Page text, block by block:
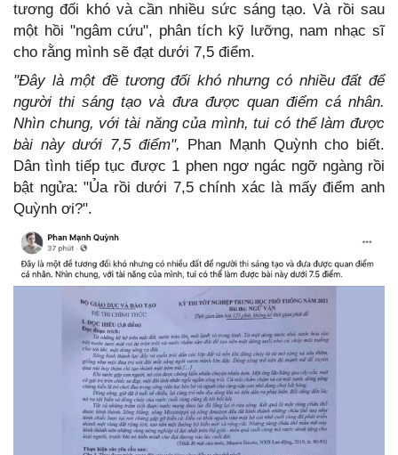
tương đối khó và cần nhiều sức sáng tạo. Và rồi sau
một hồi "ngâm cứu", phân tích kỹ lưỡng, nam nhạc sĩ
cho rằng mình sẽ đạt dưới 7,5 điểm.
"Đây là một đề tương đối khó nhưng có nhiều đất để
người thi sáng tạo và đưa được quan điểm cá nhân.
Nhìn chung, với tài năng của mình, tui có thể làm được
bài này dưới 7,5 điểm", Phan Mạnh Quỳnh cho biết.
Dân tình tiếp tục được 1 phen ngơ ngác ngỡ ngàng rồi
bật ngửa: "Ủa rồi dưới 7,5 chính xác là mấy điểm anh
Quỳnh ơi?".